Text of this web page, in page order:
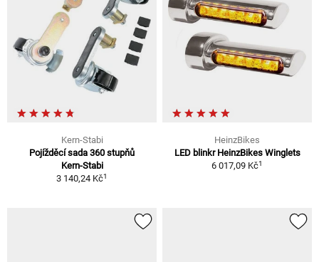
Kern-Stabi
Pojížděcí sada 360 stupňů
Kern-Stabi
3 140,24 Kč1
HeinzBikes
LED blinkr HeinzBikes Winglets
6 017,09 Kč1